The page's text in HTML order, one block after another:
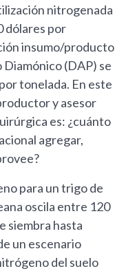
nitrogenada
dólares por
insumo/producto
(DAP) se
tonelada. En este
y asesor
es: ¿cuánto
agregar,
para un trigo de
oscila entre 120
siembra hasta
un escenario
del suelo